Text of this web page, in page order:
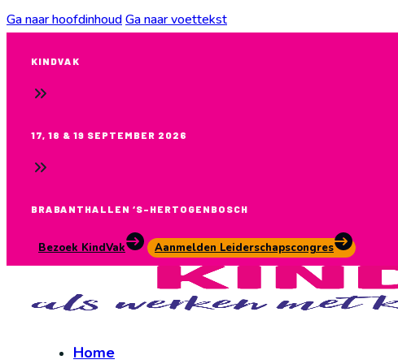
Ga naar hoofdinhoudGa naar voettekst
KINDVAK
17, 18 & 19 SEPTEMBER 2026
BRABANTHALLEN ‘S-HERTOGENBOSCH
Bezoek KindVak Aanmelden Leiderschapscongres
Home